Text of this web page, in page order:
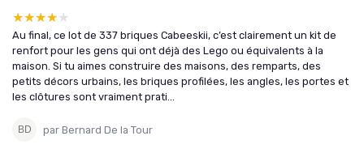
★★★★★
★★★★★
Au final, ce lot de 337 briques Cabeeskii, c’est clairement un kit de
renfort pour les gens qui ont déjà des Lego ou équivalents à la
maison. Si tu aimes construire des maisons, des remparts, des
petits décors urbains, les briques profilées, les angles, les portes et
les clôtures sont vraiment prati...
par Bernard De la Tour